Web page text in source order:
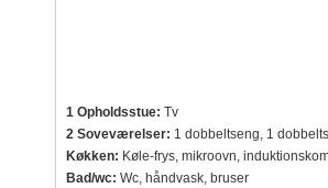
1 Opholdsstue: Tv
2 Soveværelser: 1 dobbeltseng, 1
Køkken: Køle-frys, mikroovn,
Bad/wc: Wc, håndvask, bruser